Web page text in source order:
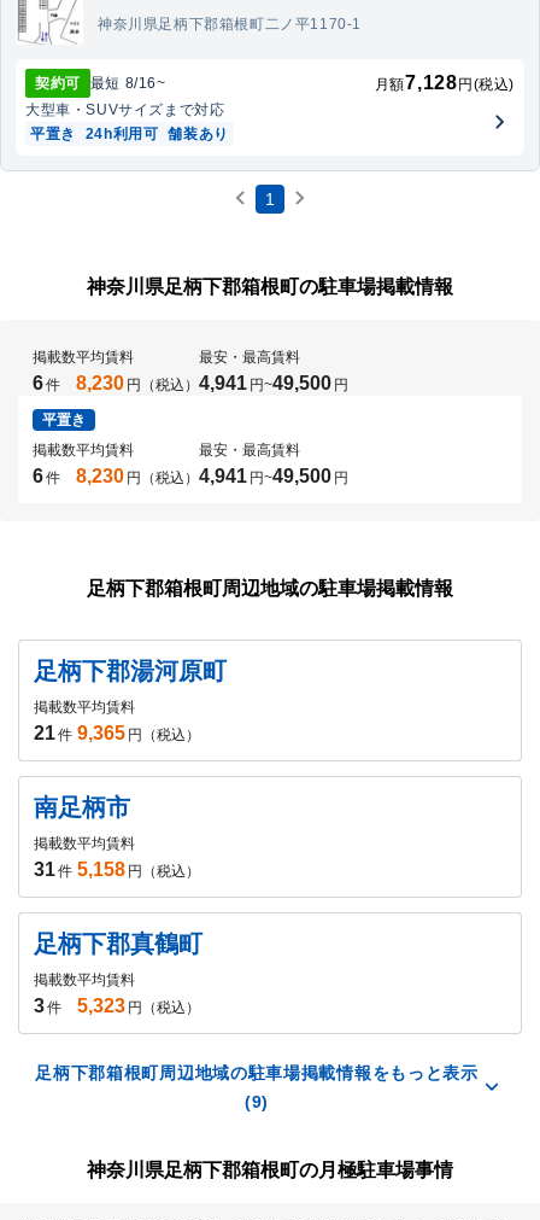
神奈川県足柄下郡箱根町二ノ平1170-1
契約可 最短 8/16~ 月額7,128 円(税込)
大型車・SUVサイズまで対応
平置き
24h利用可 舗装あり
1
神奈川県足柄下郡箱根町の駐車場掲載情報
掲載数
6件
平均賃料
8,230 円（税込）
最安・最高賃料
4,941 円~49,500 円
平置き
掲載数
6件
平均賃料
8,230 円（税込）
最安・最高賃料
4,941 円~49,500 円
足柄下郡箱根町周辺地域の駐車場掲載情報
足柄下郡湯河原町
掲載数
21件
平均賃料
9,365 円（税込）
南足柄市
掲載数
31件
平均賃料
5,158 円（税込）
足柄下郡真鶴町
掲載数
3件
平均賃料
5,323 円（税込）
足柄下郡箱根町周辺地域の駐車場掲載情報をもっと表示
(9)
神奈川県足柄下郡箱根町の月極駐車場事情